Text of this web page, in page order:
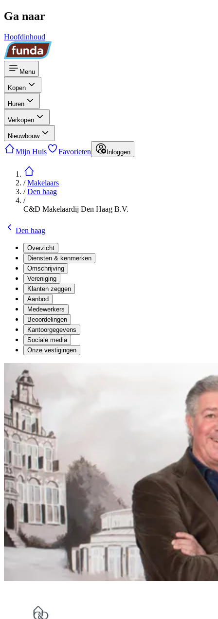
Ga naar
Hoofdinhoud
Menu
Kopen
Huren
Verkopen
Nieuwbouw
Mijn Huis Favorieten Inloggen
/Makelaars
/Den haag
/
C&D Makelaardij Den Haag B.V.
Den haag
Overzicht
Diensten & kenmerken
Omschrijving
Vereniging
Klanten zeggen
Aanbod
Medewerkers
Beoordelingen
Kantoorgegevens
Sociale media
Onze vestigingen